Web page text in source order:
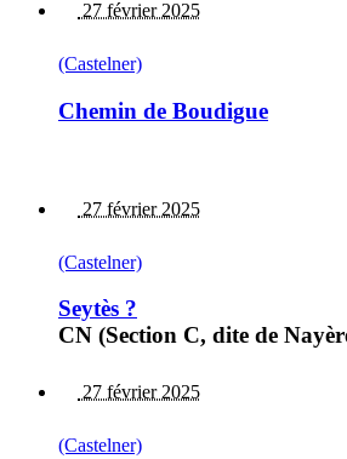
27 février 2025
(Castelner)
Chemin de Boudigue
27 février 2025
(Castelner)
Seytès ?
CN (Section C, dite de
27 février 2025
(Castelner)